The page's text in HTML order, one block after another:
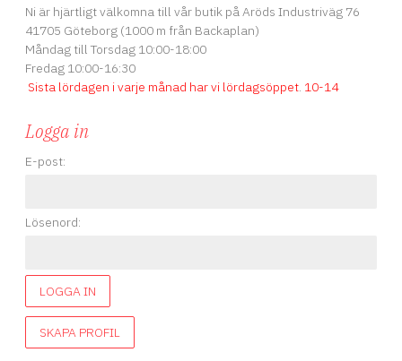
Ni är hjärtligt välkomna till vår butik på Aröds Industriväg 76
41705 Göteborg (1000 m från Backaplan)
Måndag till Torsdag 10:00-18:00
Fredag 10:00-16:30
Sista lördagen i varje månad har vi lördagsöppet. 10-14
Logga in
E-post:
Lösenord:
LOGGA IN
SKAPA PROFIL